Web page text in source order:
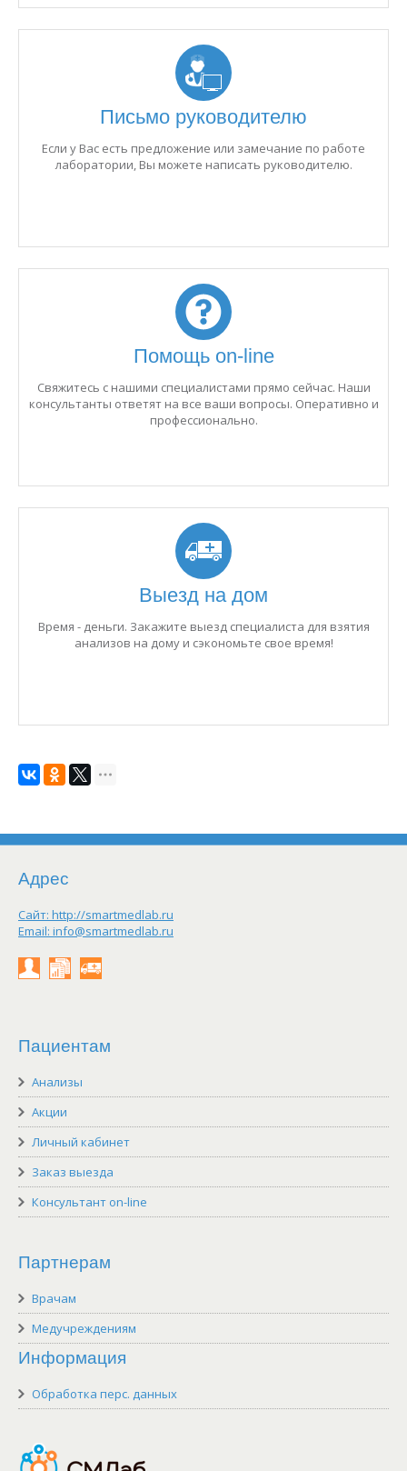
Письмо руководителю
Если у Вас есть предложение или замечание по работе
лаборатории, Вы можете написать руководителю.
Помощь on-line
Свяжитесь с нашими специалистами прямо сейчас. Наши
консультанты ответят на все ваши вопросы. Оперативно и
профессионально.
Выезд на дом
Время - деньги. Закажите выезд специалиста для взятия
анализов на дому и сэкономьте свое время!
Адрес
Сайт: http://smartmedlab.ru
Email: info@smartmedlab.ru
Пациентам
Анализы
Акции
Личный кабинет
Заказ выезда
Консультант on-line
Партнерам
Врачам
Медучреждениям
Информация
Обработка перс. данных